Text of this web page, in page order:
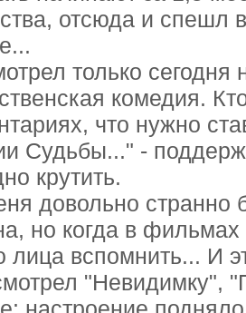
отсюда и спешл
только сегодня
комедия.
что нужно
Судьбы..." -
крутить.
довольно странно
но когда в
лица вспомнить... И
"Невидимку",